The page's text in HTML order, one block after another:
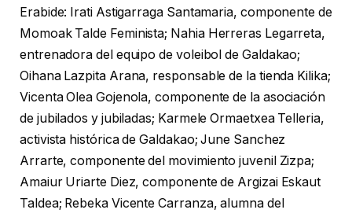
Erabide: Irati Astigarraga Santamaria, componente de
Momoak Talde Feminista; Nahia Herreras Legarreta,
entrenadora del equipo de voleibol de Galdakao;
Oihana Lazpita Arana, responsable de la tienda Kilika;
Vicenta Olea Gojenola, componente de la asociación
de jubilados y jubiladas; Karmele Ormaetxea Telleria,
activista histórica de Galdakao; June Sanchez
Arrarte, componente del movimiento juvenil Zizpa;
Amaiur Uriarte Diez, componente de Argizai Eskaut
Taldea; Rebeka Vicente Carranza, alumna del